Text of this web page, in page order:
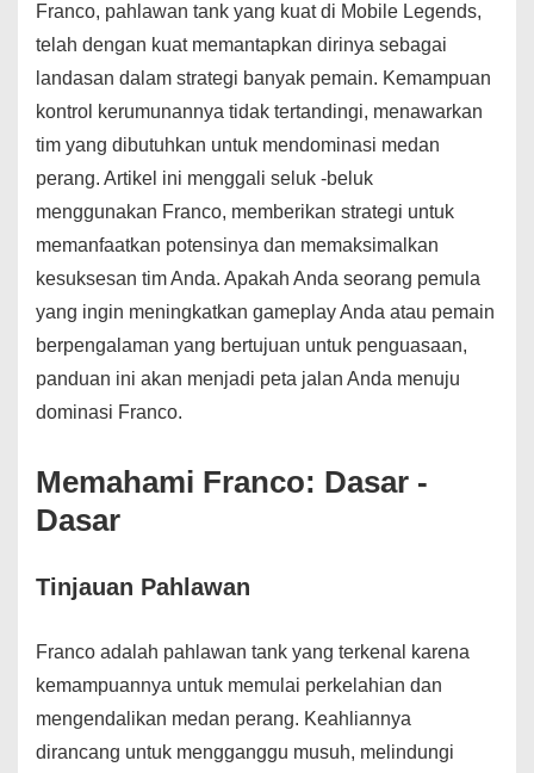
Franco, pahlawan tank yang kuat di Mobile Legends,
telah dengan kuat memantapkan dirinya sebagai
landasan dalam strategi banyak pemain. Kemampuan
kontrol kerumunannya tidak tertandingi, menawarkan
tim yang dibutuhkan untuk mendominasi medan
perang. Artikel ini menggali seluk -beluk
menggunakan Franco, memberikan strategi untuk
memanfaatkan potensinya dan memaksimalkan
kesuksesan tim Anda. Apakah Anda seorang pemula
yang ingin meningkatkan gameplay Anda atau pemain
berpengalaman yang bertujuan untuk penguasaan,
panduan ini akan menjadi peta jalan Anda menuju
dominasi Franco.
Memahami Franco: Dasar -
Dasar
Tinjauan Pahlawan
Franco adalah pahlawan tank yang terkenal karena
kemampuannya untuk memulai perkelahian dan
mengendalikan medan perang. Keahliannya
dirancang untuk mengganggu musuh, melindungi